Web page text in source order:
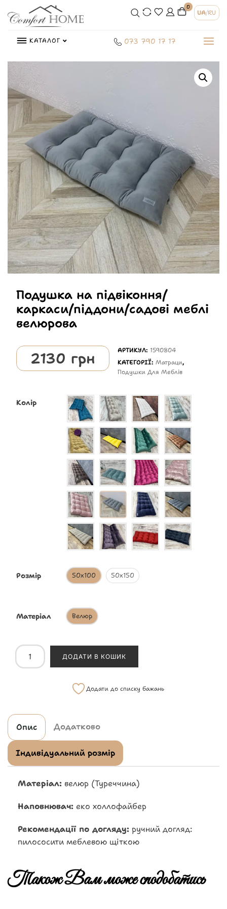
0
UA/RU
КАТАЛОГ 073 790 17 17
Подушка на підвіконня/
каркаси/піддони/садові меблі
велюрова
2130 грн АРТИКУЛ: 1590804
КАТЕГОРІЇ:Матраци,
Подушки Для Меблів
Колір
Розмір 50х100 50х150
Матеріал Велюр
ДОДАТИ В КОШИК
Додати до списку бажань
Опис Додатково
Індивідуальний розмір
Матеріал: велюр (Туреччина)
Наповнювач: еко холлофайбер
Рекомендації по догляду: ручний догляд:
пилососити меблевою щіткою
Також Вам може сподобатись